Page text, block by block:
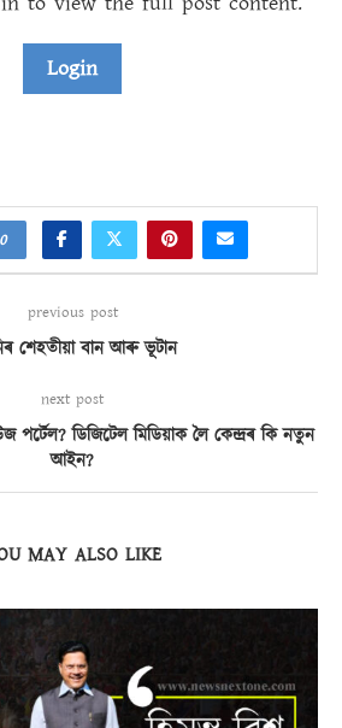
Login
0
previous post
শেহতীয়া বান আৰু ভূটান
next post
পৰ্টেল? ডিজিটেল মিডিয়াক লৈ কেন্দ্ৰৰ কি নতুন
আইন?
MAY ALSO LIKE